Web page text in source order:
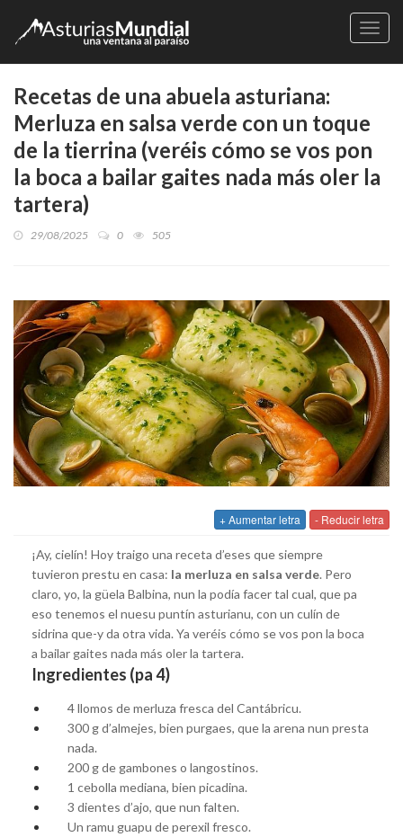
Recetas de una abuela asturiana:
Merluza en salsa verde con un toque
de la tierrina (veréis cómo se vos pon
la boca a bailar gaites nada más oler la
tartera)
29/08/2025 0 505
+ Aumentar letra - Reducir letra
¡Ay, cielín! Hoy traigo una receta d’eses que siempre
tuvieron prestu en casa: la merluza en salsa verde. Pero
claro, yo, la güela Balbina, nun la podía facer tal cual, que pa
eso tenemos el nuesu puntín asturianu, con un culín de
sidrina que-y da otra vida. Ya veréis cómo se vos pon la boca
a bailar gaites nada más oler la tartera.
Ingredientes (pa 4)
4 llomos de merluza fresca del Cantábricu.
300 g d’almejes, bien purgaes, que la arena nun presta
nada.
200 g de gambones o langostinos.
1 cebolla mediana, bien picadina.
3 dientes d’ajo, que nun falten.
Un ramu guapu de perexil fresco.